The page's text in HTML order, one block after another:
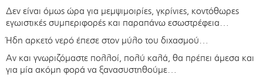
Δεν είναι όμως ώρα για μεμψιμοιρίες, γκρίνιες, κοντόθωρες
εγωιστικές συμπεριφορές και παραπάνω εσωστρέφεια…
Ήδη αρκετό νερό έπεσε στον μύλο του διχασμού…
Αν και γνωριζόμαστε πολλοί, πολύ καλά, θα πρέπει άμεσα και
για μία ακόμη φορά να ξανασυστηθούμε…